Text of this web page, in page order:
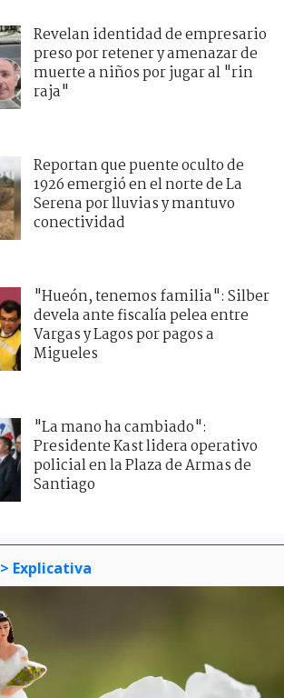
Revelan identidad de empresario
preso por retener y amenazar de
muerte a niños por jugar al "rin
raja"
Reportan que puente oculto de
1926 emergió en el norte de La
Serena por lluvias y mantuvo
conectividad
"Hueón, tenemos familia": Silber
devela ante fiscalía pelea entre
Vargas y Lagos por pagos a
Migueles
"La mano ha cambiado":
Presidente Kast lidera operativo
policial en la Plaza de Armas de
Santiago
> Explicativa